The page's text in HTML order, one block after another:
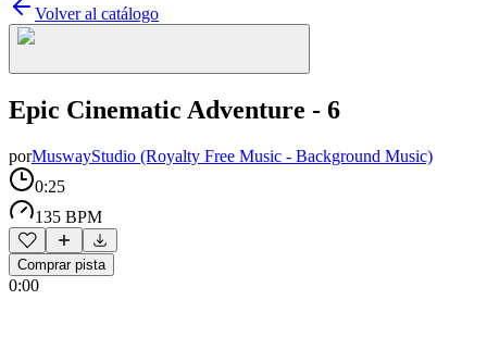
Volver al catálogo
Epic Cinematic Adventure - 6
porMuswayStudio (Royalty Free Music - Background Music)
0:25
135 BPM
Comprar pista
0:00